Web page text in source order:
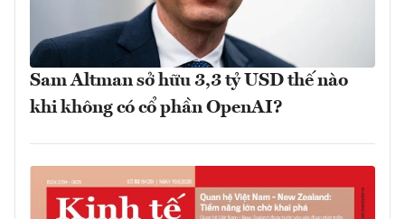
Sam Altman sở hữu 3,3 tỷ USD thế nào
khi không có cổ phần OpenAI?